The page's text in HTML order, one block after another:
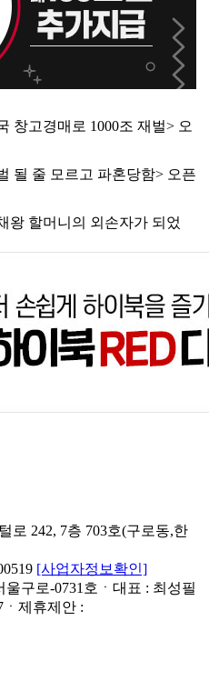
창고경매로 1000조 재벌> 오
될 줄 모르고 파혼당함> 오픈
왕 할머니의 외손자가 되었
로 242, 7층 703호(구로동,한
[사업자정보확인]
울구로-0731호ㆍ대표 : 최성필
ㆍ제휴제안 :